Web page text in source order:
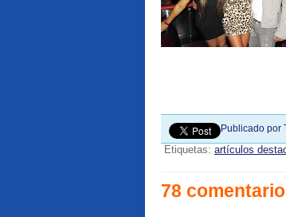
Publicado por
Etiquetas: artículos
78